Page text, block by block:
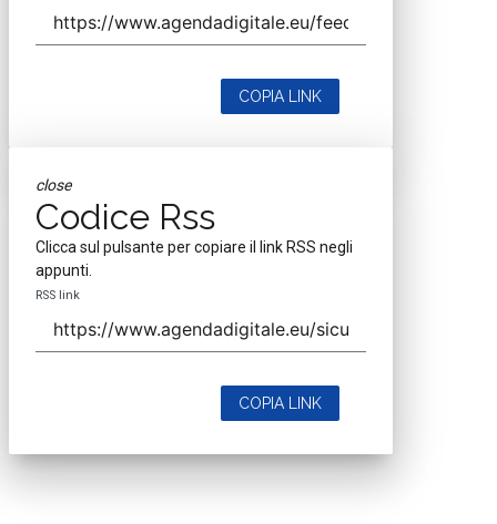
COPIA LINK
close
Codice Rss
Clicca sul pulsante per copiare il link RSS negli
appunti.
RSS link
COPIA LINK